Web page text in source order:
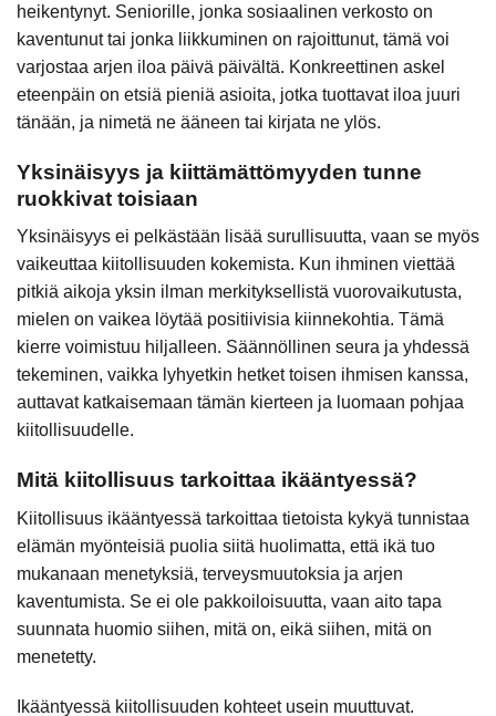
heikentynyt. Seniorille, jonka sosiaalinen verkosto on
kaventunut tai jonka liikkuminen on rajoittunut, tämä voi
varjostaa arjen iloa päivä päivältä. Konkreettinen askel
eteenpäin on etsiä pieniä asioita, jotka tuottavat iloa juuri
tänään, ja nimetä ne ääneen tai kirjata ne ylös.
Yksinäisyys ja kiittämättömyyden tunne
ruokkivat toisiaan
Yksinäisyys ei pelkästään lisää surullisuutta, vaan se myös
vaikeuttaa kiitollisuuden kokemista. Kun ihminen viettää
pitkiä aikoja yksin ilman merkityksellistä vuorovaikutusta,
mielen on vaikea löytää positiivisia kiinnekohtia. Tämä
kierre voimistuu hiljalleen. Säännöllinen seura ja yhdessä
tekeminen, vaikka lyhyetkin hetket toisen ihmisen kanssa,
auttavat katkaisemaan tämän kierteen ja luomaan pohjaa
kiitollisuudelle.
Mitä kiitollisuus tarkoittaa ikääntyessä?
Kiitollisuus ikääntyessä tarkoittaa tietoista kykyä tunnistaa
elämän myönteisiä puolia siitä huolimatta, että ikä tuo
mukanaan menetyksiä, terveysmuutoksia ja arjen
kaventumista. Se ei ole pakkoiloisuutta, vaan aito tapa
suunnata huomio siihen, mitä on, eikä siihen, mitä on
menetetty.
Ikääntyessä kiitollisuuden kohteet usein muuttuvat.